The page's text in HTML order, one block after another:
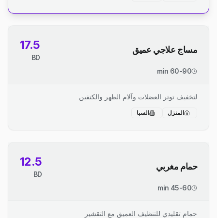
مساج علاجي عميق 17.5
BD
60-90 min
لتخفيف توتر العضلات وآلام الظهر والكتفين
المنزل السبا
حمام مغربي 12.5
BD
45-60 min
حمام تقليدي للتنظيف العميق مع التقشير